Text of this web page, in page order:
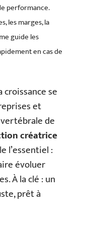
performance.
les marges, la
guide les
en cas de
croissance se
et
de
créatrice
l’essentiel :
évoluer
À la clé : un
prêt à